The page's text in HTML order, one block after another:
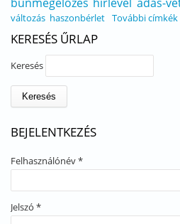
változás haszonbérlet További címkék
KERESÉS ŰRLAP
Keresés
BEJELENTKEZÉS
Felhasználónév*
Jelszó *